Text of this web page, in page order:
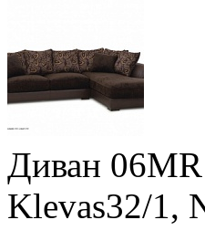
Диван
Klevas32/1,